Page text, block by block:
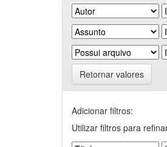
Retornar valores
Adicionar filtros:
Utilizar filtros para